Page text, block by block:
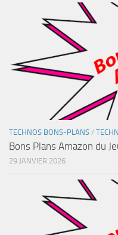
TECHNOS BONS-PLANS /
Bons Plans Amazon du
29 JANVIER 2026